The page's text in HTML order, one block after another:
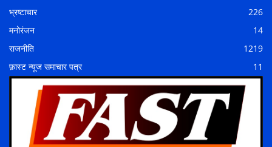
भ्रष्टाचार
226
मनोरंजन
14
राजनीति
1219
फ़ास्ट न्यूज समाचार पत्र
11